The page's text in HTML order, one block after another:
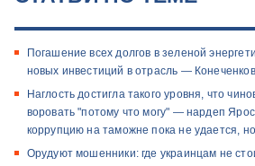
Погашение всех долгов в зеленой
новых инвестиций в отрасль — Конеченков
Наглость достигла такого уровня, что
воровать "потому что могу" — нардеп
коррупцию на таможне пока не удается,
Орудуют мошенники: где украинцам не